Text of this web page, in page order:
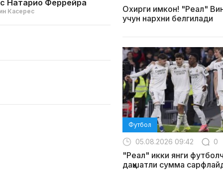
Натарио Феррейра
Касерес
Охирги имкон! "Реал"
учун нархни белгилади
Футбол
05.08.2026 09:42 0
"Реал" икки янги
даҳшатли сумма